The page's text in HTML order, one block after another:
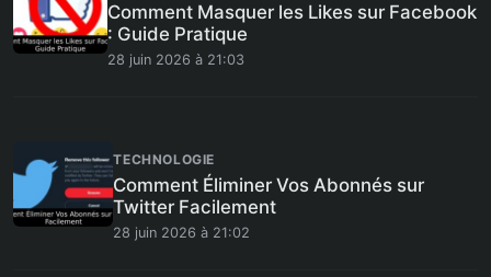
Comment Masquer les Likes sur Facebook
: Guide Pratique
28 juin 2026 à 21:03
TECHNOLOGIE
Comment Éliminer Vos Abonnés sur
Twitter Facilement
28 juin 2026 à 21:02